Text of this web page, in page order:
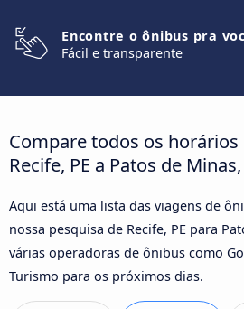
Encontre o ônibus pra
Fácil e transparente
Compare todos os
Recife, PE a Patos de
Aqui está uma lista das viagens de
nossa pesquisa de Recife, PE para
várias operadoras de ônibus como
Turismo para os próximos dias.